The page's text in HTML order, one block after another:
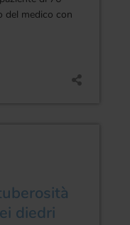
del medico con
diedri